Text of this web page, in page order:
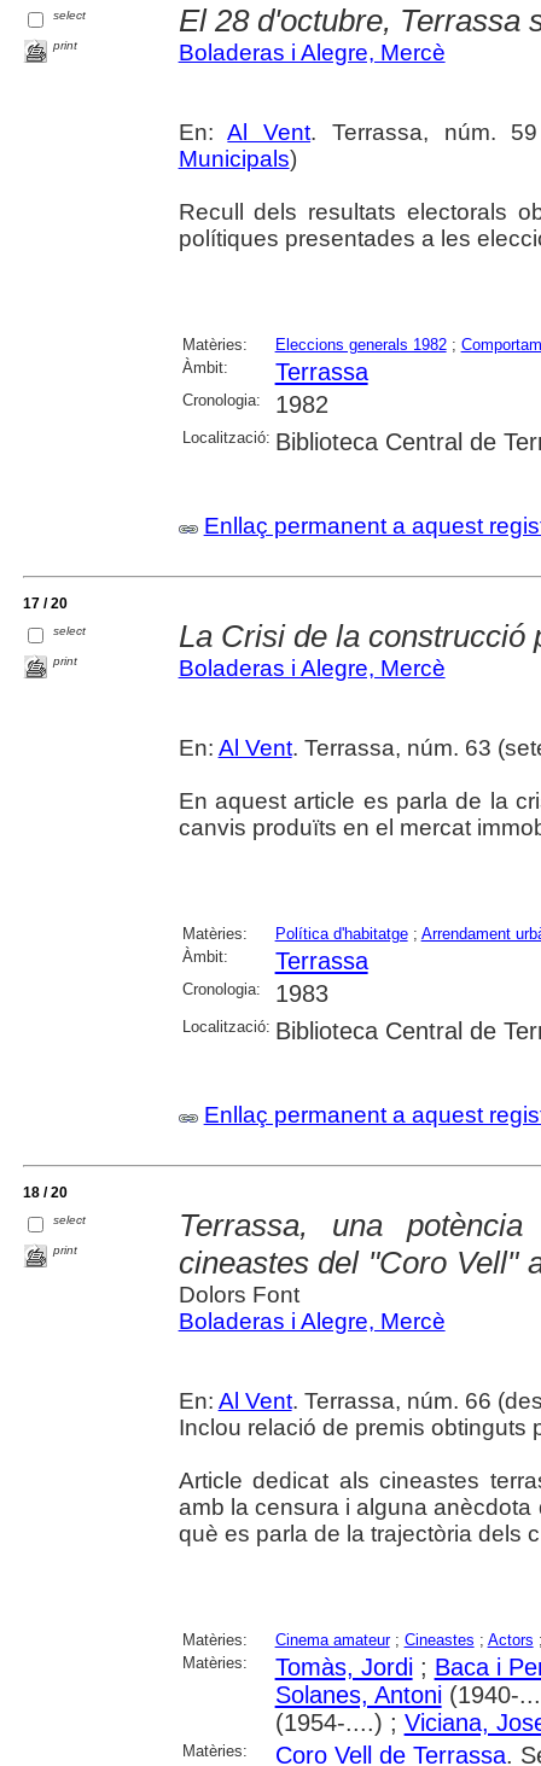
select
print
El 28 d'octubre, Terrassa
Boladeras i Alegre, Mercè
En:Al Vent. Terrassa, núm.
Municipals)
Recull dels resultats electorals
polítiques presentades a les
Matèries: Eleccions generals 1982;
Àmbit:
Terrassa
Cronologia: 1982
Localització: Biblioteca Central de
Enllaç permanent a aquest
17 / 20
select
print
La Crisi de la construcció
Boladeras i Alegre, Mercè
En: Al Vent. Terrassa, núm. 63
En aquest article es parla de la
canvis produïts en el mercat
Matèries: Política d'habitatge; Arrendament
Àmbit:
Terrassa
Cronologia: 1983
Localització: Biblioteca Central de
Enllaç permanent a aquest
18 / 20
select
print
Terrassa, una
cineastes del "Coro Vell"
Dolors Font
Boladeras i Alegre, Mercè
En: Al Vent. Terrassa, núm. 66
Inclou relació de premis obtinguts
Article dedicat als cineastes
amb la censura i alguna
què es parla de la trajectòria dels
Matèries: Cinema amateur; Cineastes ; Actors
Matèries:
Tomàs, Jordi; Baca i
Solanes, Antoni(1940-
(1954-....) ; Viciana,
Matèries: Coro Vell de Terrassa.